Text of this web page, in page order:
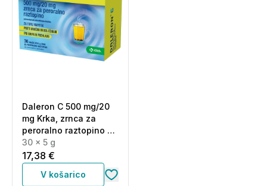
Daleron C 500 mg/20
mg Krka, zrnca za
peroralno raztopino -
vrečke (30 x 5 g)
30 x 5 g
17,38 €
V košarico